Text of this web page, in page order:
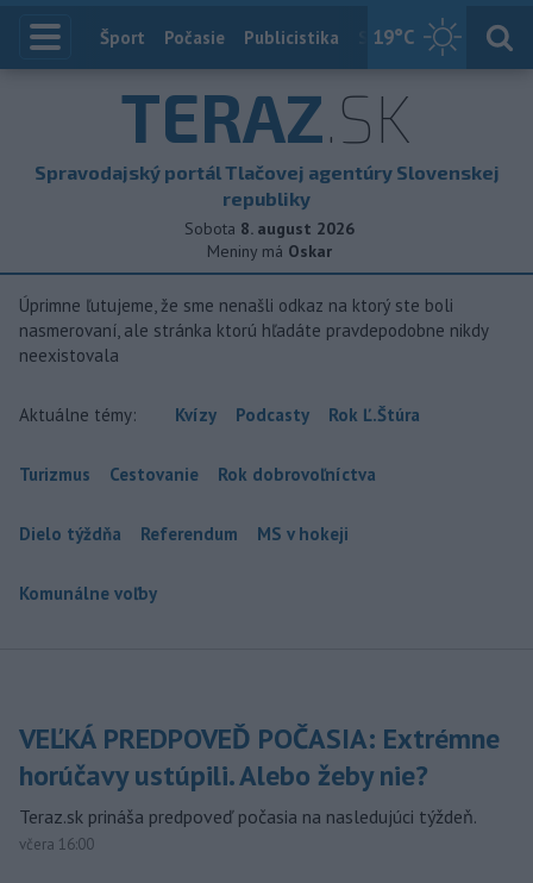
19°C
Index
Šport Počasie Publicistika Slovensko
TERAZ.SK
Spravodajský portál Tlačovej agentúry Slovenskej
republiky
Sobota 8. august 2026
Meniny má Oskar
Úprimne ľutujeme, že sme nenašli odkaz na ktorý ste boli
nasmerovaní, ale stránka ktorú hľadáte pravdepodobne nikdy
neexistovala
Aktuálne témy: Kvízy Podcasty Rok Ľ.Štúra
Turizmus Cestovanie Rok dobrovoľníctva
Dielo týždňa Referendum MS v hokeji
Komunálne voľby
VEĽKÁ PREDPOVEĎ POČASIA: Extrémne
horúčavy ustúpili. Alebo žeby nie?
Teraz.sk prináša predpoveď počasia na nasledujúci týždeň.
včera 16:00